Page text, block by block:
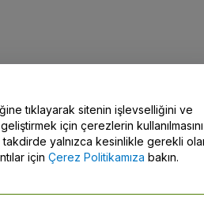
Bize Ulaşın
tıklayarak sitenin işlevselliğini ve
için çerezlerin kullanılmasını
yalnızca kesinlikle gerekli
için Çerez Politikamıza bakın.